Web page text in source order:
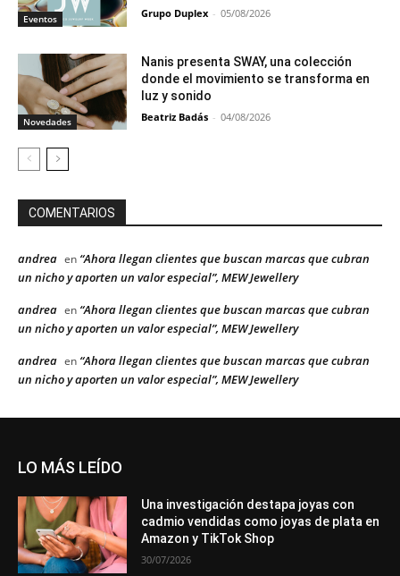
Eventos Grupo Duplex - 05/08/2026
Novedades
Nanis presenta SWAY, una colección
donde el movimiento se transforma en
luz y sonido
Beatriz Badás - 04/08/2026
COMENTARIOS
andrea en “Ahora llegan clientes que buscan marcas que cubran
un nicho y aporten un valor especial”, MEW Jewellery
andrea en “Ahora llegan clientes que buscan marcas que cubran
un nicho y aporten un valor especial”, MEW Jewellery
andrea en “Ahora llegan clientes que buscan marcas que cubran
un nicho y aporten un valor especial”, MEW Jewellery
LO MÁS LEÍDO
Una investigación destapa joyas con
cadmio vendidas como joyas de plata en
Amazon y TikTok Shop
30/07/2026